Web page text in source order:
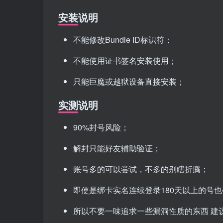
安装说明
不能修改Bundle ID标识符；
不能使用证书签名安装使用；
只能巨魔或越狱设备直接安装；
实测说明
90%封号风险；
解封只能好友辅助验证；
账号多的可以尝试，不多的别瞎折腾；
即使是绑卡实名连续登录180天以上的号也
所以不要一味追求一些漏洞性质的东西 建